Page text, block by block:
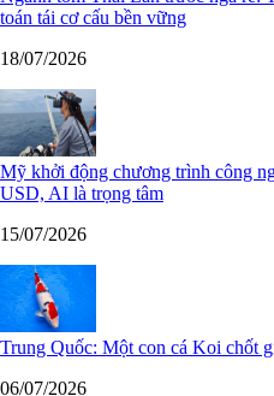
toán tái cơ cấu bền vững
18/07/2026
Mỹ khởi động chương trình công
USD, AI là trọng tâm
15/07/2026
Trung Quốc: Một con cá Koi chốt
06/07/2026